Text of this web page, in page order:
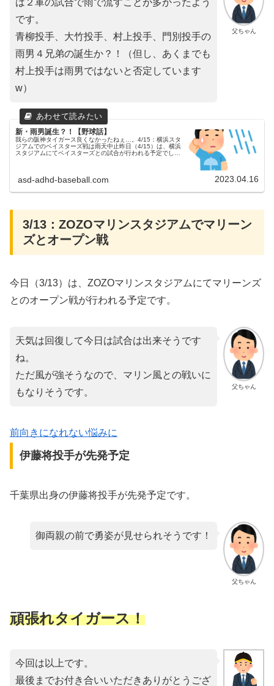
父ちゃん
です。
青柳投手、大竹投手、村上投手、門別投手の
雨男４兄弟の誕生か？！（但し、あくまでも
村上投手は雨男ではないと否定しています
w）
新・雨男誕生？！【野球話】
我らの阪神タイガース良くなかったねぇ…。4/15：横浜スタ
ジアムでのベイスターズ戦は雨天中止昨日（4/15）は、横浜
スタジアムにてベイスターズとの試合が行われる予定でした
asd-adhd-baseball.com 2023.04.16
3/13：ZOZOマリンスタジアムでマリーン
ズとオープン戦
今日（3/13）は、ZOZOマリンスタジアムにてマリーンズ
とのオープン戦が行われる予定です。
父ちゃん
天気は回復して今日は試合は出来そうです
ね。
ただ風が強そうなので、マリン風との戦いに
もなりそうです。
前向きになれない悩みに
伊藤将投手が先発予定
千葉県出身の伊藤将投手が先発予定です。
父ちゃん
御両親の前で勇姿が見せられそうです！
頑張れタイガース！
今回は以上です。
最後までお付き合いいただきありがとうござ